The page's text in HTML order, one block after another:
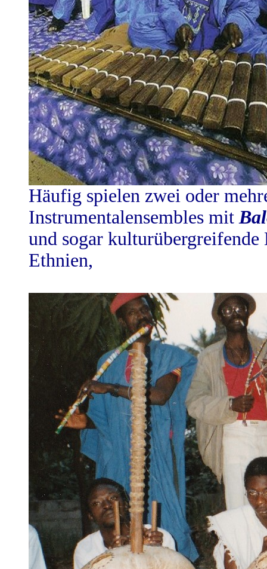
Häufig spielen zwei oder
Instrumentalensembles mit
und sogar
Ethnien,